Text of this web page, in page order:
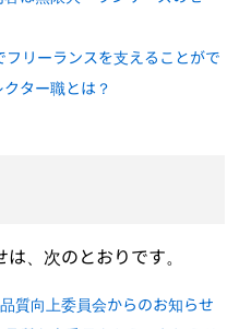
フリーランスを支えることがで
ター職とは？
、次のとおりです。
質向上委員会からのお知らせ